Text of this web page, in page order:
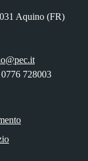
Aquino (FR)
728003